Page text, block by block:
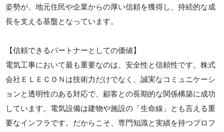
姿勢が、地元住民や企業からの厚い信頼を獲得し、持続的な成
長を支える基盤となっています。
【信頼できるパートナーとしての価値】
電気工事において最も重要なのは、安全性と信頼性です。株式
会社ＥＬＥＣＯＮは技術力だけでなく、誠実なコミュニケーシ
ョンと透明性のある対応で、顧客との長期的な関係構築に成功
しています。電気設備は建物や施設の「生命線」とも言える重
要なインフラです。だからこそ、専門知識と実績を持つプロフ